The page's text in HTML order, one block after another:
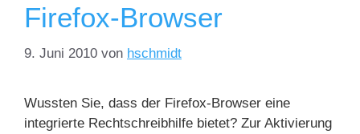
Firefox-Browser
9. Juni 2010 von hschmidt
Wussten Sie, dass der Firefox-Browser eine
integrierte Rechtschreibhilfe bietet? Zur Aktivierung